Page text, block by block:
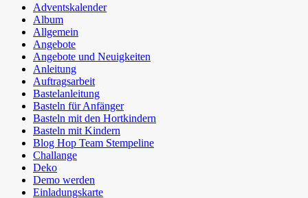
Adventskalender
Album
Allgemein
Angebote
Angebote und Neuigkeiten
Anleitung
Auftragsarbeit
Bastelanleitung
Basteln für Anfänger
Basteln mit den Hortkindern
Basteln mit Kindern
Blog Hop Team Stempeline
Challange
Deko
Demo werden
Einladungskarte